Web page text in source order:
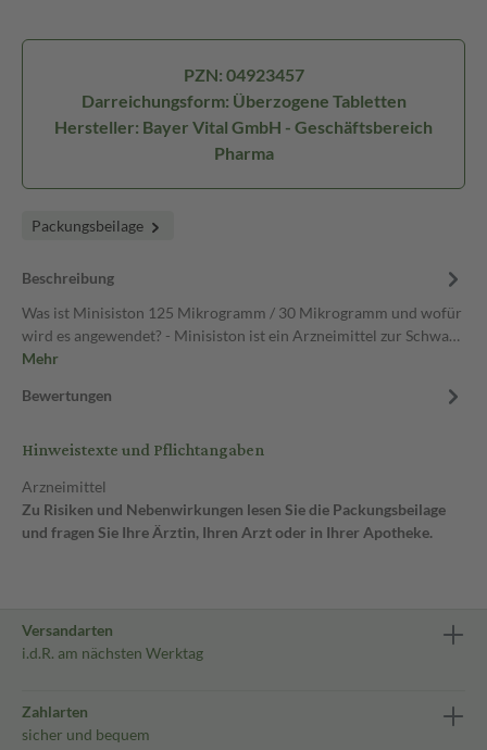
PZN: 04923457
Darreichungsform: Überzogene Tabletten
Hersteller: Bayer Vital GmbH - Geschäftsbereich
Pharma
Packungsbeilage
Beschreibung
Was ist Minisiston 125 Mikrogramm / 30 Mikrogramm und wofür
wird es angewendet? - Minisiston ist ein Arzneimittel zur Schwa…
Mehr
Bewertungen
Hinweistexte und Pflichtangaben
Arzneimittel
Zu Risiken und Nebenwirkungen lesen Sie die Packungsbeilage
und fragen Sie Ihre Ärztin, Ihren Arzt oder in Ihrer Apotheke.
Versandarten
i.d.R. am nächsten Werktag
Zahlarten
sicher und bequem